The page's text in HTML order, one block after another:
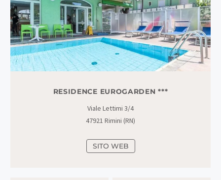
RESIDENCE EUROGARDEN ***
Viale Lettimi 3/4
47921 Rimini (RN)
SITO WEB